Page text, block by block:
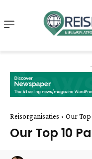
Reisorganisaties Our
Our Top 10